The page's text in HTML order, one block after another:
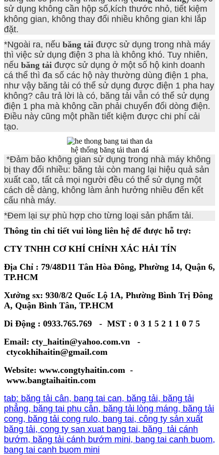
sử dụng không cần hộp số,kích thước nhỏ, tiết kiệm
không gian, không thay đổi nhiều không gian khi lắp
đặt.
*Ngoài ra, nếu băng tải được sử dụng trong nhà máy
thì việc sử dụng điện 3 pha là không khó. Tuy nhiên,
nếu băng tải được sử dụng ở một số hộ kinh doanh
cá thể thì đa số các hộ này thường dùng điện 1 pha,
như vậy băng tải có thể sử dụng được điện 1 pha hay
không? câu trả lời là có, băng tải vẫn có thể sử dụng
điện 1 pha mà không cần phải chuyển đổi dòng điện.
Điều này cũng một phần tiết kiệm được chi phí cải
tạo.
hệ thống băng tải than đá
*Đảm bảo không gian sử dụng trong nhà máy không
bị thay đổi nhiều: băng tải còn mang lại hiệu quả sản
xuất cao, tất cả mọi người đều có thể sử dụng một
cách dễ dàng, không làm ảnh hưởng nhiều đến kết
cấu nhà máy.
*Đem lại sự phù hợp cho từng loại sản phẩm tải.
Thông tin chi tiết vui lòng liên hệ để được hỗ trợ:
CTY TNHH CƠ KHÍ CHÍNH XÁC HẢI TÍN
Địa Chỉ : 79/48D11 Tân Hòa Đông, Phường 14, Quận 6,
TP.HCM
Xưởng sx: 930/8/2 Quốc Lộ 1A, Phường Bình Trị Đông
A, Quận Bình Tân, TP.HCM
Di Động : 0933.765.769 - MST : 0 3 1 5 2 1 1 0 7 5
Email: cty_haitin@yahoo.com.vn -
ctycokhihaitin@gmail.com
Website: www.congtyhaitin.com -
www.bangtaihaitin.com
tab: băng tải cân, bang tai can, băng tải, băng tải
phẳng, băng tai phụ cân, băng tải lòng máng, băng tải
cong, băng tải cong rulo, bang tai, công ty sản xuất
băng tải, cong ty san xuat bang tai, băng tải cánh
bướm, băng tải cánh bướm mini, bang tai canh buom,
bang tai canh buom mini